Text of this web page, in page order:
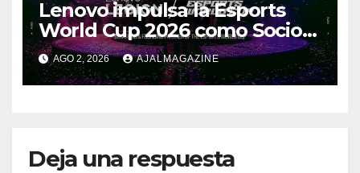
Lenovo impulsa la Esports
World Cup 2026 como Socio
Fundador
AGO 2, 2026 AJALMAGAZINE
Deja una respuesta